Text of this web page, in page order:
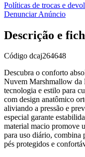
Políticas de trocas e
Denunciar Anúncio
Descrição e
Código dcaj264648
Descubra o conforto
Nuvem Marshmallow da
tecnologia e estilo para
com design anatômico
aliviando a pressão e
especial garante
material macio promove
para uso diário, combina
pés protegidos e